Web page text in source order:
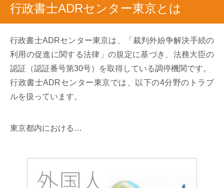
行政書士ADRセンター東京とは
行政書士ADRセンター東京は、「裁判外紛争解決手続の
利用の促進に関する法律」の規定に基づき、法務大臣の
認証（認証番号第30号）を取得している調停機関です。
行政書士ADRセンター東京では、以下の4分野のトラブ
ルを扱っています。
東京都内における…